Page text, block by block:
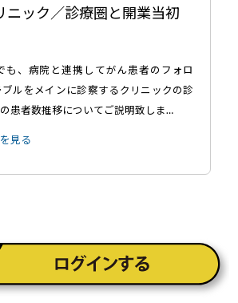
ニック／診療圏と開業当初
も、病院と連携してがん患者のフォロ
ルをメインに診察するクリニックの診
患者数推移についてご説明致しま…
見る